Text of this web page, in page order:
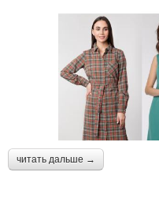
читать дальше →